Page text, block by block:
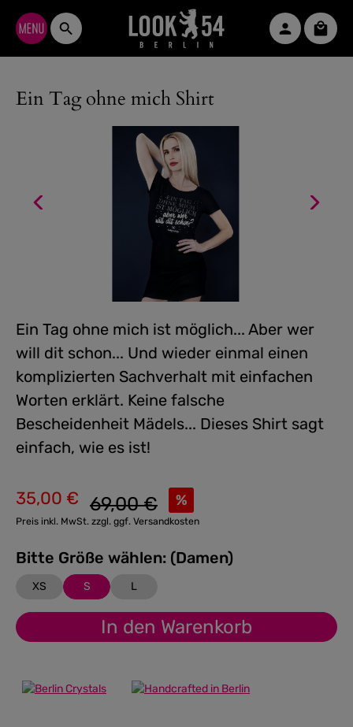
Zum Hauptinhalt springen
Ein Tag ohne mich Shirt
Ein Tag ohne mich ist möglich... Aber wer
will dit schon... Und wieder einmal einen
komplizierten Sachverhalt mit einfachen
Worten erklärt. Keine falsche
Bescheidenheit Mädels... Dieses Shirt sagt
einfach, wie es ist!
Verkaufspreis:
35,00 € %
Regulärer Preis:
69,00 €
Preis inkl. MwSt. zzgl. ggf. Versandkosten
Bitte Größe wählen: (Damen)
XS S L
In den Warenkorb